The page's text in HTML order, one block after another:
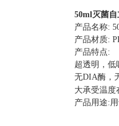
50ml灭菌自
产品名称:
产品材质:
产品特点:
超透明，低
无DIA酶，
大承受温度
产品用途: